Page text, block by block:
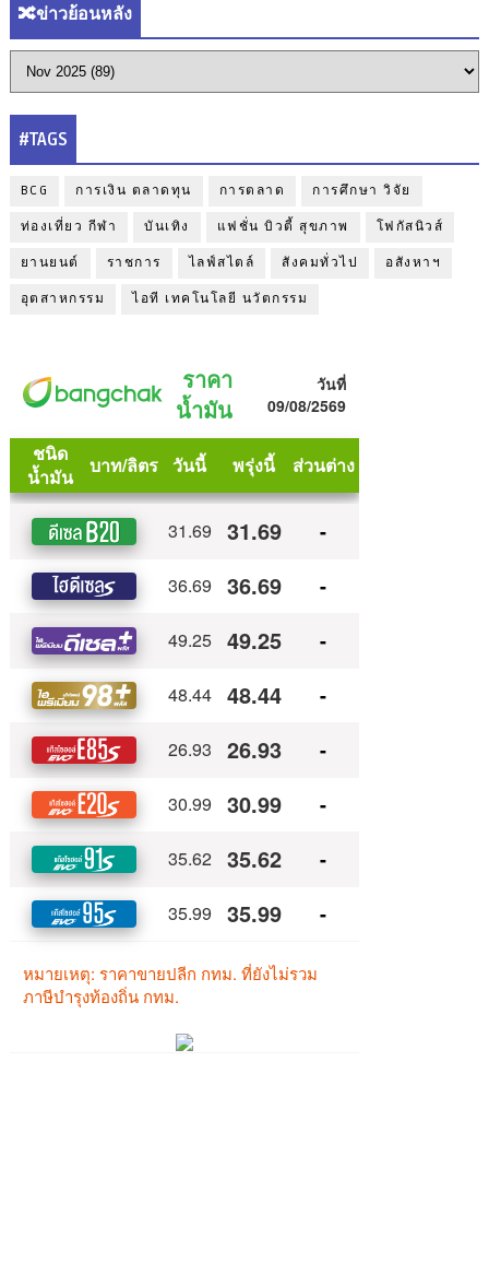
🔀ข่าวย้อนหลัง
#TAGS
BCG การเงิน ตลาดทุน การตลาด การศึกษา วิจัย
ท่องเที่ยว กีฬา บันเทิง แฟชั่น บิวตี้ สุขภาพ โฟกัสนิวส์
ยานยนต์ ราชการ ไลฟ์สไตล์ สังคมทั่วไป อสังหาฯ
อุตสาหกรรม ไอที เทคโนโลยี นวัตกรรม